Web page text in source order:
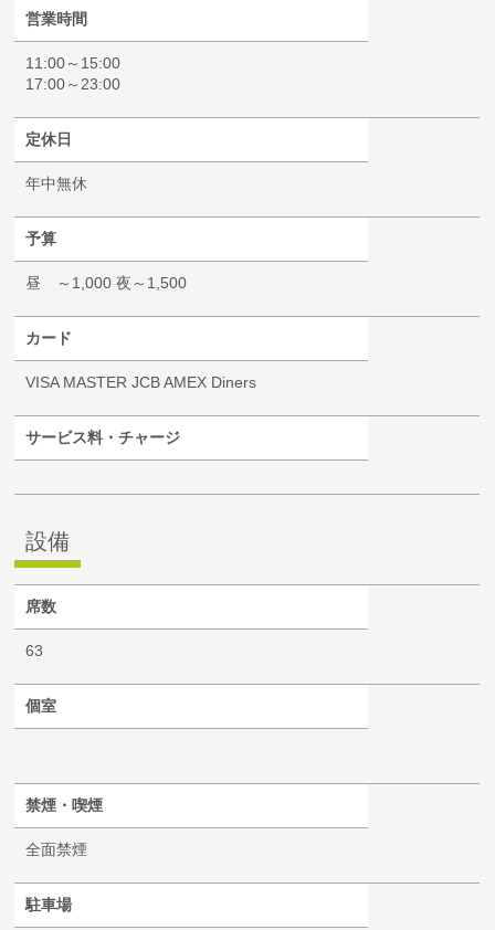
営業時間
11:00～15:00
17:00～23:00
定休日
年中無休
予算
昼 ～1,000 夜～1,500
カード
VISA MASTER JCB AMEX Diners
サービス料・チャージ
設備
席数
63
個室
禁煙・喫煙
全面禁煙
駐車場